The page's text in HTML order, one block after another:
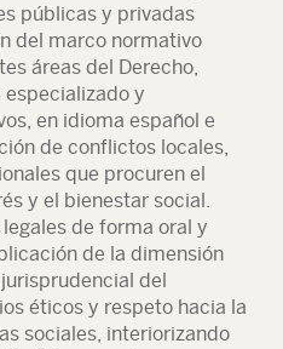
públicas y privadas
del marco normativo
áreas del Derecho,
especializado y
en idioma español e
de conflictos locales,
que procuren el
y el bienestar social.
de forma oral y
de la dimensión
del
éticos y respeto hacia la
sociales, interiorizando